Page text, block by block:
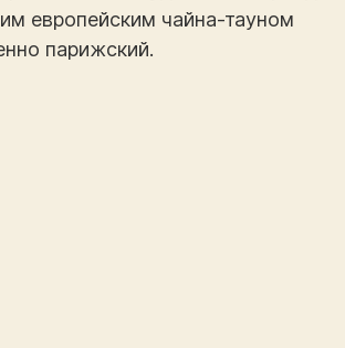
европейским чайна-тауном
парижский.